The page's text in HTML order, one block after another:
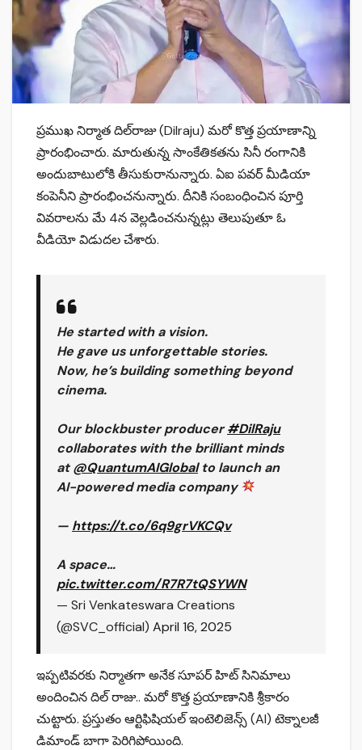
ప్రముఖ నిర్మాత దిల్‌రాజు (Dilraju) మరో కొత్త ప్రయాణాన్ని
ప్రారంభించారు. మారుతున్న సాంకేతికతను సినీ రంగానికి
అందుబాటులోకి తీసుకురానున్నారు. ఏఐ పవర్‌ మీడియా
కంపెనీని ప్రారంభించనున్నారు. దీనికి సంబంధించిన పూర్తి
వివరాలను మే 4న వెల్లడించనున్నట్లు తెలుపుతూ ఓ
వీడియో విడుదల చేశారు.
He started with a vision.
He gave us unforgettable stories.
Now, he’s building something beyond
cinema.
Our blockbuster producer#DilRaju
collaborates with the brilliant minds
at@QuantumAIGlobalto launch an
AI-powered media company
— https://t.co/6q9grVKCQv
A space…
pic.twitter.com/R7R7tQSYWN
— Sri Venkateswara Creations
(@SVC_official) April 16, 2025
ఇప్పటివరకు నిర్మాతగా అనేక సూపర్ హిట్ సినిమాలు
అందించిన దిల్ రాజు.. మరో కొత్త ప్రయాణానికి శ్రీకారం
చుట్టారు. ప్రస్తుతం ఆర్టిఫిషియల్ ఇంటెలిజెన్స్ (AI) టెక్నాలజీ
డిమాండ్ బాగా పెరిగిపోయింది.